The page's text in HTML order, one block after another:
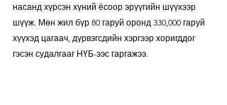
насанд хүрсэн хүний ​​ёсоор эрүүгийн шүүхээр
шүүж. Мөн жил бүр 80 гаруй оронд 330,000 гаруй
хүүхэд цагаач, дүрвэгсдийн хэргээр хоригддог
гэсэн судалгааг НҮБ-ээс гаргажээ.